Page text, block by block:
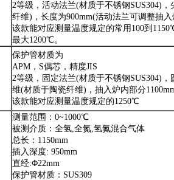
2等级，活动法兰(材质于不锈钢SUS304)
纤维)，长度为900mm(活动法兰可调整抽入
该款能对应测量温度规定的常用100到
最大1200℃。
保护管材质为
APM，S偶芯，精度JIS
2等级，固定法兰(材质于不锈钢SUS304)
维(材质于陶瓷纤维)，抽入炉内部分
该款能对应测量温度规定的1250℃
测量范围：0~1000℃
被测介质：全氢,全氮,氢氮混合气体
总长：1150mm
插入深度: 950mm
直经:Φ22mm
保护管材质：SUS309